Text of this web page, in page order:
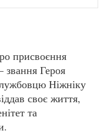
присвоєння
Героя
Ніжніку
своє життя,
та